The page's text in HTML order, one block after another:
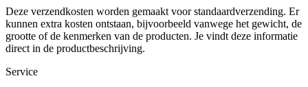
Deze verzendkosten worden gemaakt voor standaardverzending. Er
kunnen extra kosten ontstaan, bijvoorbeeld vanwege het gewicht, de
grootte of de kenmerken van de producten. Je vindt deze informatie
direct in de productbeschrijving.
Service